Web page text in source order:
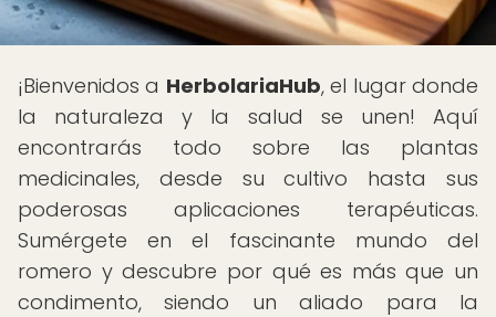
¡Bienvenidos a HerbolariaHub, el lugar donde
la naturaleza y la salud se unen! Aquí
encontrarás todo sobre las plantas
medicinales, desde su cultivo hasta sus
poderosas aplicaciones terapéuticas.
Sumérgete en el fascinante mundo del
romero y descubre por qué es más que un
condimento, siendo un aliado para la